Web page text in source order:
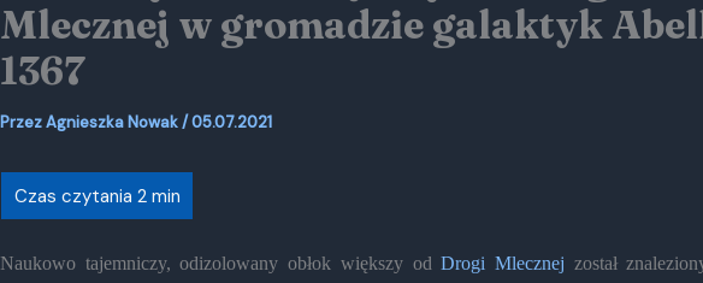
Mlecznej w gromadzie galaktyk
1367
PrzezAgnieszka Nowak/05.07.2021
Naukowo tajemniczy, odizolowany obłok większy odDrogi Mlecznej został